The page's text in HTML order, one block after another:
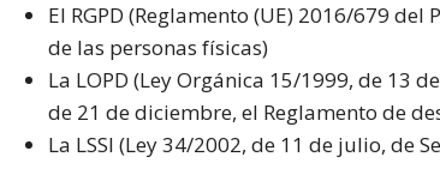
El RGPD (Reglamento (UE) 2016/679
de las personas físicas)
La LOPD (Ley Orgánica 15/1999, de 13
de 21 de diciembre, el Reglamento de
La LSSI (Ley 34/2002, de 11 de julio, de